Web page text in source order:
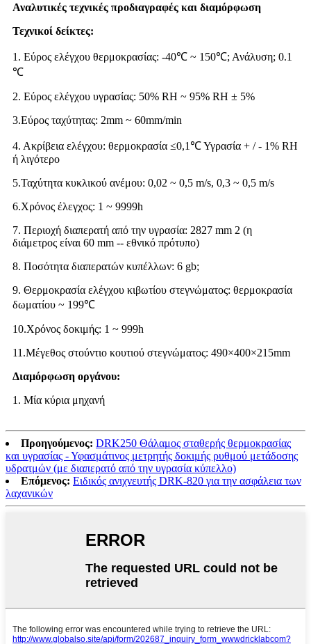
Αναλυτικές τεχνικές προδιαγραφές και διαμόρφωση
Τεχνικοί δείκτες:
1. Εύρος ελέγχου θερμοκρασίας: -40℃ ~ 150℃; Ανάλυση; 0.1
℃
2. Εύρος ελέγχου υγρασίας: 50% RH ~ 95% RH ± 5%
3.Εύρος ταχύτητας: 2mm ~ 60mm/min
4. Ακρίβεια ελέγχου: θερμοκρασία ≤0,1℃ Υγρασία + / - 1% RH
ή λιγότερο
5.Ταχύτητα κυκλικού ανέμου: 0,02 ~ 0,5 m/s, 0,3 ~ 0,5 m/s
6.Χρόνος έλεγχος: 1 ~ 9999h
7. Περιοχή διαπερατή από την υγρασία: 2827 mm 2 (η
διάμετρος είναι 60 mm -- εθνικό πρότυπο)
8. Ποσότητα διαπερατών κυπέλλων: 6 gb;
9. Θερμοκρασία ελέγχου κιβωτίου στεγνώματος: θερμοκρασία
δωματίου ~ 199℃
10.Χρόνος δοκιμής: 1 ~ 999h
11.Μέγεθος στούντιο κουτιού στεγνώματος: 490×400×215mm
Διαμόρφωση οργάνου:
1. Μία κύρια μηχανή
Προηγούμενος: DRK250 Θάλαμος σταθερής θερμοκρασίας
και υγρασίας - Υφασμάτινος μετρητής δοκιμής ρυθμού μετάδοσης
υδρατμών (με διαπερατό από την υγρασία κύπελλο)
Επόμενος: Ειδικός ανιχνευτής DRK-820 για την ασφάλεια των
λαχανικών